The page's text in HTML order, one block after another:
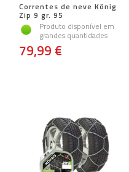
Correntes de neve König
Zip 9 gr. 95
Produto disponível em
grandes quantidades
79,99 €